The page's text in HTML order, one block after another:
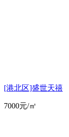
[港北区]盛世天禧
7000元/㎡